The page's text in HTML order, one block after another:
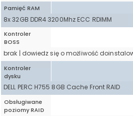
Pamięć RAM
8x 32GB DDR4 3200Mhz ECC RDIMM
Kontroler
BOSS
brak | dowiedz się o możliwość
Kontroler
dysku
DELL PERC H755 8GB Cache Front RAID
Obsługiwane
poziomy RAID